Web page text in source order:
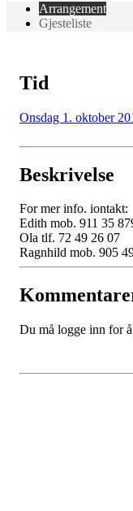
Arrangement
Gjesteliste
Tid
Onsdag 1. oktober
Beskrivelse
For mer info. iontakt:
Edith mob. 911 35
Ola tlf. 72 49 26 07
Ragnhild mob. 905
Du må logge inn for